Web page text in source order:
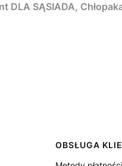
DLA SĄSIADA,
OBSŁUGA